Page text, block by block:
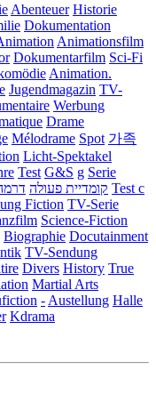
Abenteuer Historie
Dokumentation
Animationsfilm
Dokumentarfilm Sci-Fi
Animation.
Jugendmagazin TV-
Werbung
Drame
Mélodrame Spot 가족
Licht-Spektakel
Test G&S g Serie
קומדיית פעולה Test c
Fiction TV-Serie
Science-Fiction
Biographie Docutainment
TV-Sendung
Divers History True
Martial Arts
- Austellung Halle
Kdrama